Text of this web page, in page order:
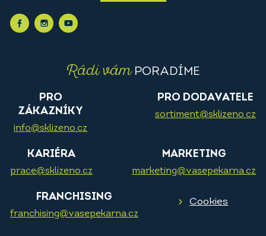
Rádi vámPORADÍME
PRO
ZÁKAZNÍKY
info@sklizeno.cz
PRO DODAVATELE
sortiment@sklizeno.cz
KARIÉRA
prace@sklizeno.cz
MARKETING
marketing@vasepekarna.cz
FRANCHISING
franchising@vasepekarna.cz
Cookies